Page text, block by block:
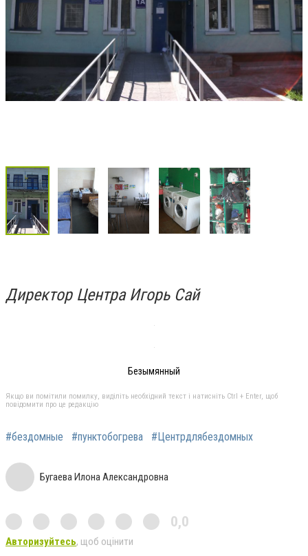
Директор Центра Игорь Сай
Безымянный
Якщо ви помітили помилку, виділіть необхідний текст і натисніть Ctrl + Enter, щоб
повідомити про це редакцію
#бездомные #пунктобогрева #Центрдлябездомных
Бугаева Илона Александровна
0,0
Авторизуйтесь, щоб оцінити